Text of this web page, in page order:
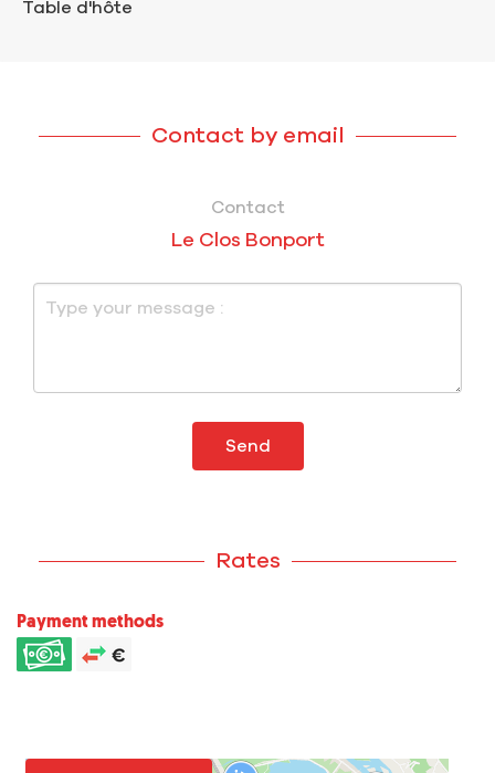
Table d'hôte
Contact by email
Contact
Le Clos Bonport
Send
Rates
Payment methods